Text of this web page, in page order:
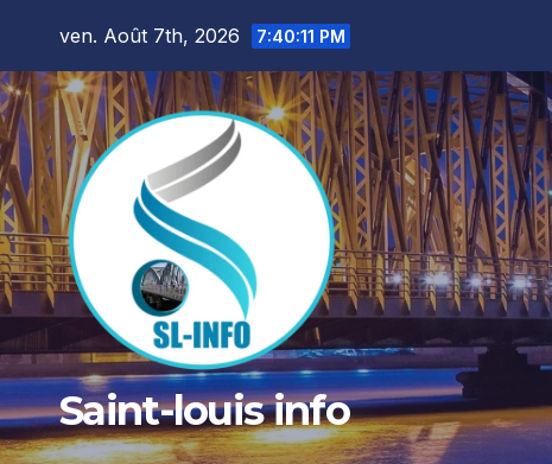
content
ven. Août 7th, 2026 7:40:12 PM
Saint-louis info